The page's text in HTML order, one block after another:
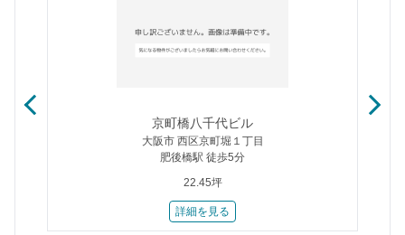
京町橋八千代ビル
大阪市 西区京町堀１丁目
肥後橋駅 徒歩5分
22.45坪
詳細を見る